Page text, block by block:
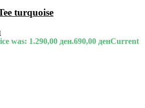
turquoise
was: 1.290,00 ден.690,00 денCurrent